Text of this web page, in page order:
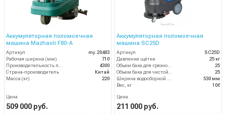
Аккумуляторная поломоечная
машина Mazhaoli F80-A
Артикул
my.20483
Рабочая ширина (мм)
710
4300
Страна-производитель
Китай
Масса (кг)
220
Цена
509 000 руб.
Аккумуляторная поломоечная
машина SC25D
Артикул
SC25D
Давление щётки
25 кг
25
25
530 мм
Вес, кг
106
Цена
211 000 руб.